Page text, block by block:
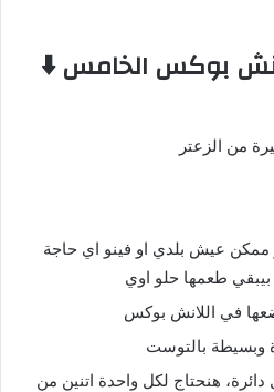
بوكس الخامس ⬇️
من الزعتر
عيش بلدي او فينو اي حاجة
طعمها حلو اوي
في اللانش بوكس
وبسيطة بالتوست
هنحتاج لكل واحدة اتنين من